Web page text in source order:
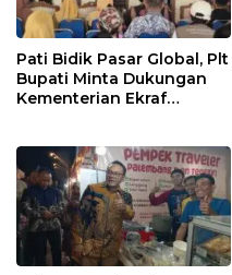
Pati Bidik Pasar Global, Plt
Bupati Minta Dukungan
Kementerian Ekraf